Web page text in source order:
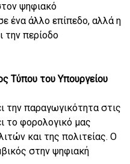
ψηφιακό
ένα άλλο επίπεδο, αλλά η
την περίοδο
Τύπου του Υπουργείου
την παραγωγικότητα στις
το φορολογικό μας
και της πολιτείας. Ο
στην ψηφιακή